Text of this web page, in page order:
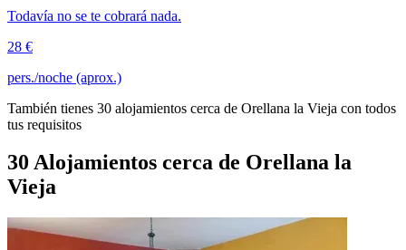
Todavía no se te cobrará nada.
28 €
pers./noche (aprox.)
También tienes 30 alojamientos cerca de Orellana la Vieja con todos
tus requisitos
30 Alojamientos cerca de Orellana la
Vieja